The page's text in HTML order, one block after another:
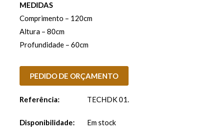
MEDIDAS
Comprimento – 120cm
Altura – 80cm
Profundidade – 60cm
PEDIDO DE ORÇAMENTO
Referência: TECHDK 01.
Disponibilidade: Em stock